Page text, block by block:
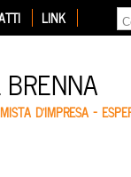
LINK
D'IMPRESA –